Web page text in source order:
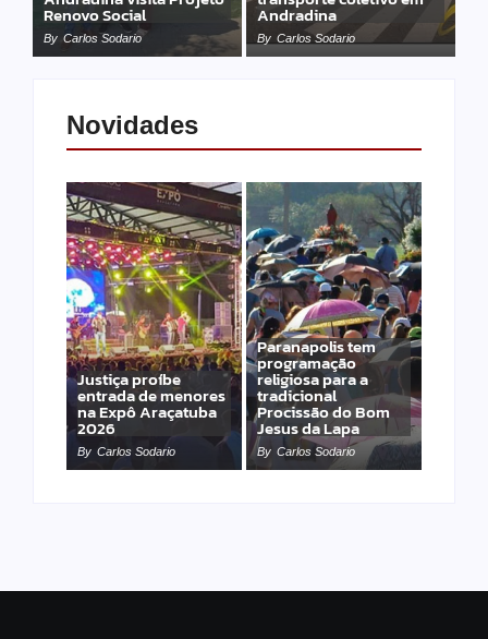
Renovo Social
By Carlos Sodario
Andradina
By Carlos Sodario
Novidades
Justiça proíbe
entrada de menores
na Expô Araçatuba
2026
By Carlos Sodario
Paranapolis tem
programação
religiosa para a
tradicional
Procissão do Bom
Jesus da Lapa
By Carlos Sodario